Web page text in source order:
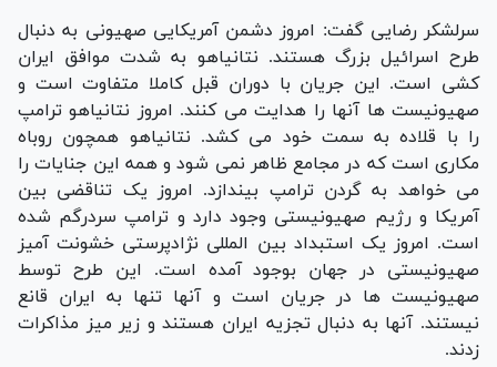
سرلشکر رضایی گفت: امروز دشمن آمریکایی صهیونی به دنبال
طرح اسرائیل بزرگ هستند. نتانیاهو به شدت موافق ایران
کشی است. این جریان‌ با دوران قبل کاملا متفاوت است و
صهیونیست ها آنها را هدایت می کنند. امروز نتانیاهو ترامپ
را با قلاده به سمت خود می کشد. نتانیاهو همچون روباه
مکاری است که در مجامع ظاهر نمی شود و همه این جنایات را
می خواهد به گردن ترامپ بیندازد. امروز یک تناقضی بین
آمریکا و رژیم صهیونیستی وجود دارد و ترامپ سردرگم شده
است. امروز یک استبداد بین المللی نژادپرستی خشونت آمیز
صهیونیستی در جهان بوجود آمده است. این طرح توسط
صهیونیست ها در جریان است و آنها تنها به ایران قانع
نیستند. آنها به دنبال تجزیه ایران هستند و زیر میز مذاکرات
زدند.